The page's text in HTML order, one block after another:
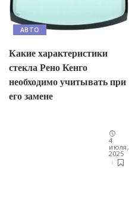
АВТО
Какие характеристики
стекла Рено Кенго
необходимо учитывать при
его замене
4
июля,
2025